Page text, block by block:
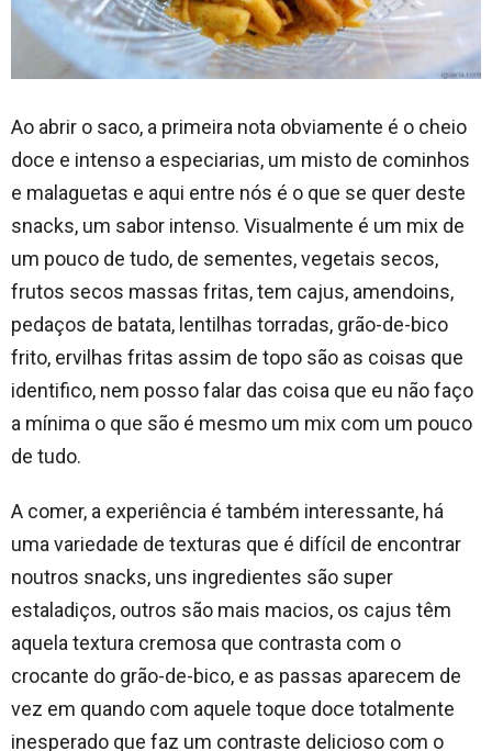
Ao abrir o saco, a primeira nota obviamente é o cheio
doce e intenso a especiarias, um misto de cominhos
e malaguetas e aqui entre nós é o que se quer deste
snacks, um sabor intenso. Visualmente é um mix de
um pouco de tudo, de sementes, vegetais secos,
frutos secos massas fritas, tem cajus, amendoins,
pedaços de batata, lentilhas torradas, grão-de-bico
frito, ervilhas fritas assim de topo são as coisas que
identifico, nem posso falar das coisa que eu não faço
a mínima o que são é mesmo um mix com um pouco
de tudo.
A comer, a experiência é também interessante, há
uma variedade de texturas que é difícil de encontrar
noutros snacks, uns ingredientes são super
estaladiços, outros são mais macios, os cajus têm
aquela textura cremosa que contrasta com o
crocante do grão-de-bico, e as passas aparecem de
vez em quando com aquele toque doce totalmente
inesperado que faz um contraste delicioso com o